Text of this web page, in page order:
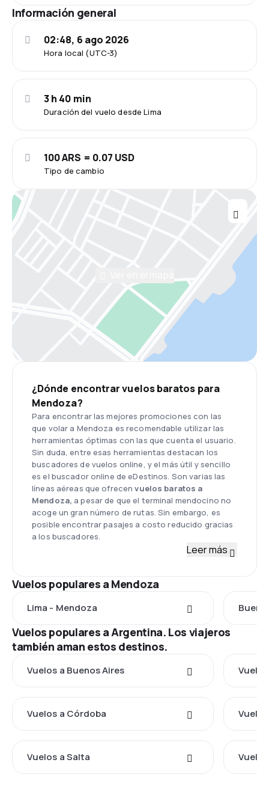
Información general
Hora local (UTC-3)
02:48, 6 ago 2026
Duración del vuelo desde Lima
3 h 40 min
Tipo de cambio
100 ARS = 0.07 USD
¿Dónde encontrar vuelos baratos para
Mendoza?
Para encontrar las mejores promociones con las
que volar a Mendoza es recomendable utilizar las
herramientas óptimas con las que cuenta el usuario.
Sin duda, entre esas herramientas destacan los
buscadores de vuelos online, y el más útil y sencillo
es el buscador online de eDestinos. Son varias las
líneas aéreas que ofrecenvuelos baratos a
Mendoza, a pesar de que el terminal mendocino no
acoge un gran número de rutas. Sin embargo, es
posible encontrar pasajes a costo reducido gracias
a los buscadores.
Leer más
Vuelos populares a Mendoza
Lima - Mendoza
Vuelos populares a Argentina. Los viajeros
también aman estos destinos.
Vuelos a Buenos Aires
Vuelos a Córdoba
Vuelos a Salta